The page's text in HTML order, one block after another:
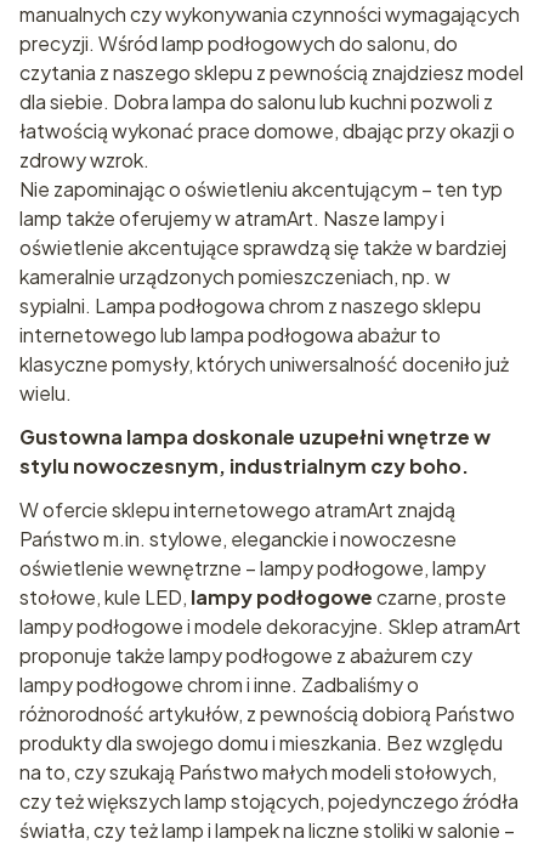
manualnych czy wykonywania czynności wymagających
precyzji. Wśród lamp podłogowych do salonu, do
czytania z naszego sklepu z pewnością znajdziesz model
dla siebie. Dobra lampa do salonu lub kuchni pozwoli z
łatwością wykonać prace domowe, dbając przy okazji o
zdrowy wzrok.
Nie zapominając o oświetleniu akcentującym – ten typ
lamp także oferujemy w atramArt. Nasze lampy i
oświetlenie akcentujące sprawdzą się także w bardziej
kameralnie urządzonych pomieszczeniach, np. w
sypialni. Lampa podłogowa chrom z naszego sklepu
internetowego lub lampa podłogowa abażur to
klasyczne pomysły, których uniwersalność doceniło już
wielu.
Gustowna lampa doskonale uzupełni wnętrze w
stylu nowoczesnym, industrialnym czy boho.
W ofercie sklepu internetowego atramArt znajdą
Państwo m.in. stylowe, eleganckie i nowoczesne
oświetlenie wewnętrzne – lampy podłogowe, lampy
stołowe, kule LED, lampy podłogoweczarne, proste
lampy podłogowe i modele dekoracyjne. Sklep atramArt
proponuje także lampy podłogowe z abażurem czy
lampy podłogowe chrom i inne. Zadbaliśmy o
różnorodność artykułów, z pewnością dobiorą Państwo
produkty dla swojego domu i mieszkania. Bez względu
na to, czy szukają Państwo małych modeli stołowych,
czy też większych lamp stojących, pojedynczego źródła
światła, czy też lamp i lampek na liczne stoliki w salonie –